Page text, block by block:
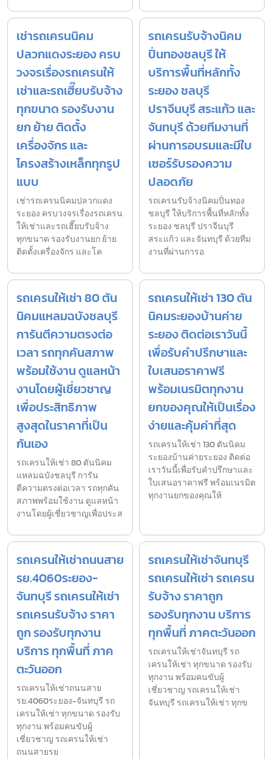
เช่ารถเครนนิคม
ปลวกแดงระยอง ครบ
วงจรเรื่องรถเครนให้
เช่าและรถเฮี๊ยบรับจ้าง
ทุกขนาด รองรับงาน
ยก ย้าย ติดตั้ง
เครื่องจักร และ
โครงสร้างเหล็กทุกรูป
แบบ
เช่ารถเครนนิคมปลวกแดง
ระยอง ครบวงจรเรื่องรถเครน
ให้เช่าและรถเฮี๊ยบรับจ้าง
ทุกขนาด รองรับงานยก ย้าย
ติดตั้งเครื่องจักร และโค
รถเครนรับจ้างนิคม
ปิ่นทองชลบุรี ให้
บริการพื้นที่หลักทั้ง
ระยอง ชลบุรี
ปราจีนบุรี สระแก้ว และ
จันทบุรี ด้วยทีมงานที่
ผ่านการอบรมและมีใบ
เซอร์รับรองความ
ปลอดภัย
รถเครนรับจ้างนิคมปิ่นทอง
ชลบุรี ให้บริการพื้นที่หลักทั้ง
ระยอง ชลบุรี ปราจีนบุรี
สระแก้ว และจันทบุรี ด้วยทีม
งานที่ผ่านการอ
รถเครนให้เช่า 80 ตัน
นิคมแหลมฉบังชลบุรี
การันตีความตรงต่อ
เวลา รถทุกคันสภาพ
พร้อมใช้งาน ดูแลหน้า
งานโดยผู้เชี่ยวชาญ
เพื่อประสิทธิภาพ
สูงสุดในราคาที่เป็น
กันเอง
รถเครนให้เช่า 80 ตันนิคม
แหลมฉบังชลบุรี การัน
ตีความตรงต่อเวลา รถทุกคัน
สภาพพร้อมใช้งาน ดูแลหน้า
งานโดยผู้เชี่ยวชาญเพื่อประส
รถเครนให้เช่า 130 ตัน
นิคมระยองบ้านค่าย
ระยอง ติดต่อเราวันนี้
เพื่อรับคำปรึกษาและ
ใบเสนอราคาฟรี
พร้อมเนรมิตทุกงาน
ยกของคุณให้เป็นเรื่อง
ง่ายและคุ้มค่าที่สุด
รถเครนให้เช่า 130 ตันนิคม
ระยองบ้านค่ายระยอง ติดต่อ
เราวันนี้เพื่อรับคำปรึกษาและ
ใบเสนอราคาฟรี พร้อมเนรมิต
ทุกงานยกของคุณให้
รถเครนให้เช่าถนนสาย
รย.4060ระยอง-
จันทบุรี รถเครนให้เช่า
รถเครนรับจ้าง ราคา
ถูก รองรับทุกงาน
บริการ ทุกพื้นที่ ภาค
ตะวันออก
รถเครนให้เช่าถนนสาย
รย.4060ระยอง-จันทบุรี รถ
เครนให้เช่า ทุกขนาด รองรับ
ทุกงาน พร้อมคนขับผู้
เชี่ยวชาญ รถเครนให้เช่า
ถนนสายรย
รถเครนให้เช่าจันทบุรี
รถเครนให้เช่า รถเครน
รับจ้าง ราคาถูก
รองรับทุกงาน บริการ
ทุกพื้นที่ ภาคตะวันออก
รถเครนให้เช่าจันทบุรี รถ
เครนให้เช่า ทุกขนาด รองรับ
ทุกงาน พร้อมคนขับผู้
เชี่ยวชาญ รถเครนให้เช่า
จันทบุรี รถเครนให้เช่า ทุกข